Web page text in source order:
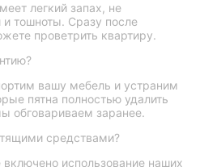
легкий запах, не
тошноты. Сразу после
проветрить квартиру.
вашу мебель и устраним
пятна полностью удалить
обговариваем заранее.
средствами?
использование наших